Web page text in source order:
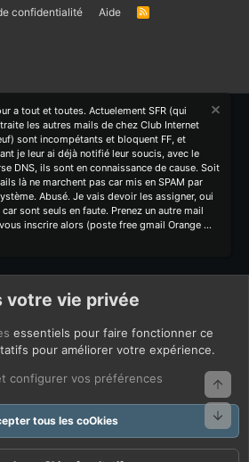
confidentialité
Aide
R
a tout et toutes. Actuelement SFR (qui
les autres mails de chez Club Internet
sont incompétants et bloquent FF, et
je leur ai déjà notifié leur soucis, avec le
DNS, ils sont en connaissance de cause. Soit
là ne marchent pas car mis en SPAM par
Abusé. Je vais devoir les assigner, oui
sont seuls en faute. Prenez un autre mail
inscrire alors (poste free gmail Orange ...
votre vie privée
essentiels pour faire fonctionner ce
pour améliorer votre expérience.
configurer vos préférences
tous les coOkies